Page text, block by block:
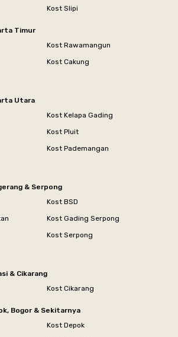
Kost Slipi
Timur
Kost Rawamangun
Kost Cakung
Utara
Kost Kelapa Gading
Kost Pluit
Kost Pademangan
& Serpong
Kost BSD
Kost Gading Serpong
Kost Serpong
& Cikarang
Kost Cikarang
Bogor & Sekitarnya
Kost Depok